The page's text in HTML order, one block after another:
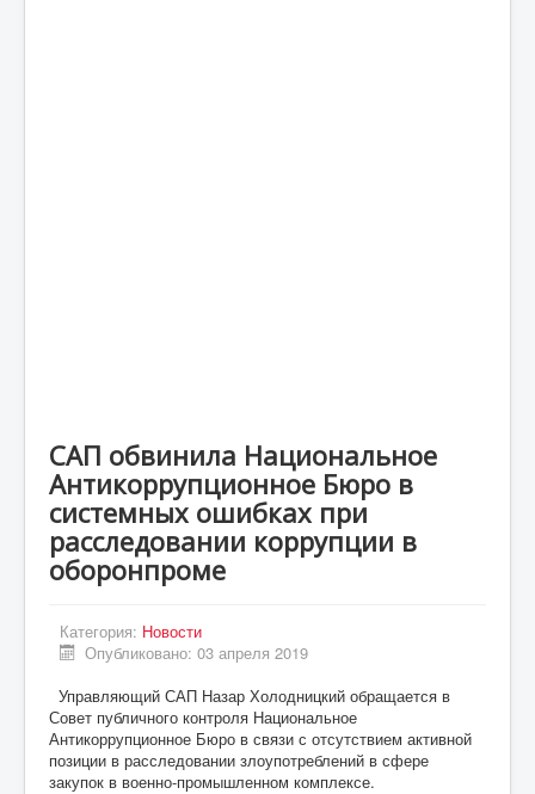
Происшествия
UA
ENG
DE
ES
PL
САП обвинила Национальное
Антикоррупционное Бюро в
системных ошибках при
расследовании коррупции в
оборонпроме
Категория: Новости
Опубликовано: 03 апреля 2019
Управляющий САП Назар Холодницкий обращается в
Совет публичного контроля Национальное
Антикоррупционное Бюро в связи с отсутствием активной
позиции в расследовании злоупотреблений в сфере
закупок в военно-промышленном комплексе.